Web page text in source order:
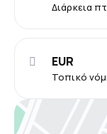
Διάρκεια
Τοπικό
EUR